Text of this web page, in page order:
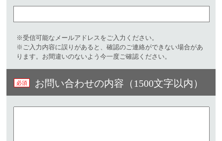
※受信可能なメールアドレスをご入力ください。
※ご入力内容に誤りがあると、確認のご連絡ができない場合があ
ります。お間違いのないよう今一度ご確認ください。
お問い合わせの内容（1500文字以内）